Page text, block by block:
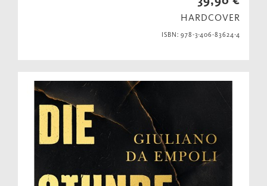
HARDCOVER
ISBN: 978-3-406-83624-4